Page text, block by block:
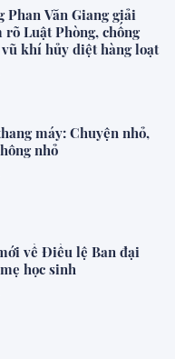
Phan Văn Giang giải
Luật Phòng, chống
khí hủy diệt hàng loạt
máy: Chuyện nhỏ,
nhỏ
về Điều lệ Ban đại
học sinh